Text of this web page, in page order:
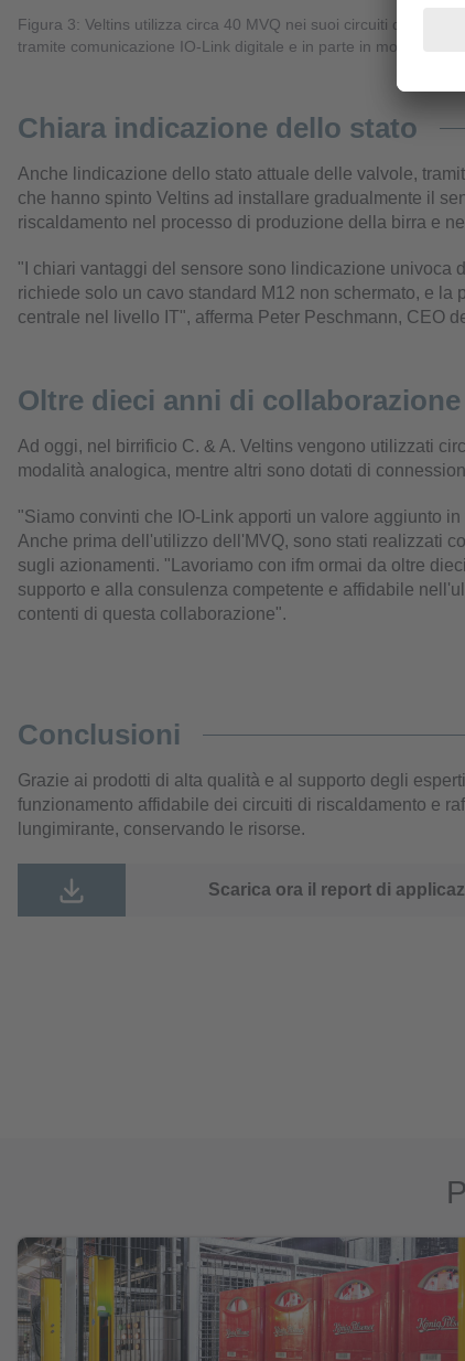
Figura 3: Veltins utilizza circa 40 MVQ nei suoi circuiti di
tramite comunicazione IO-Link digitale e in parte in modalità
Chiara indicazione dello stato
Anche lindicazione dello stato attuale delle valvole,
che hanno spinto Veltins ad installare gradualmente il
riscaldamento nel processo di produzione della birra e
"I chiari vantaggi del sensore sono lindicazione univoca
richiede solo un cavo standard M12 non schermato, e
centrale nel livello IT", afferma Peter Peschmann, CEO
Oltre dieci anni di
Ad oggi, nel birrificio C. & A. Veltins vengono utilizzati
modalità analogica, mentre altri sono dotati di
"Siamo convinti che IO-Link apporti un valore aggiunto
Anche prima dell'utilizzo dell'MVQ, sono stati realizzati
sugli azionamenti. "Lavoriamo con ifm ormai da oltre
supporto e alla consulenza competente e affidabile
contenti di questa collaborazione".
Conclusioni
Grazie ai prodotti di alta qualità e al supporto degli
funzionamento affidabile dei circuiti di riscaldamento e
lungimirante, conservando le risorse.
Scarica ora il report di